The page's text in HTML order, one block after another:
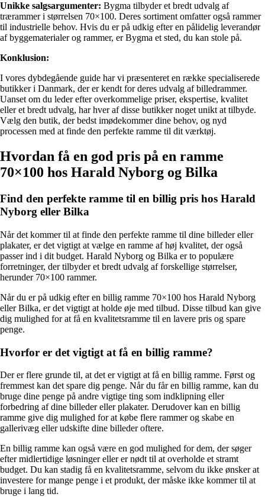
Unikke salgsargumenter: Bygma tilbyder et bredt udvalg af
trærammer i størrelsen 70×100. Deres sortiment omfatter også rammer
til industrielle behov. Hvis du er på udkig efter en pålidelig leverandør
af byggematerialer og rammer, er Bygma et sted, du kan stole på.
Konklusion:
I vores dybdegående guide har vi præsenteret en række specialiserede
butikker i Danmark, der er kendt for deres udvalg af billedrammer.
Uanset om du leder efter overkommelige priser, ekspertise, kvalitet
eller et bredt udvalg, har hver af disse butikker noget unikt at tilbyde.
Vælg den butik, der bedst imødekommer dine behov, og nyd
processen med at finde den perfekte ramme til dit værktøj.
Hvordan få en god pris på en ramme
70×100 hos Harald Nyborg og Bilka
Find den perfekte ramme til en billig pris hos Harald
Nyborg eller Bilka
Når det kommer til at finde den perfekte ramme til dine billeder eller
plakater, er det vigtigt at vælge en ramme af høj kvalitet, der også
passer ind i dit budget. Harald Nyborg og Bilka er to populære
forretninger, der tilbyder et bredt udvalg af forskellige størrelser,
herunder 70×100 rammer.
Når du er på udkig efter en billig ramme 70×100 hos Harald Nyborg
eller Bilka, er det vigtigt at holde øje med tilbud. Disse tilbud kan give
dig mulighed for at få en kvalitetsramme til en lavere pris og spare
penge.
Hvorfor er det vigtigt at få en billig ramme?
Der er flere grunde til, at det er vigtigt at få en billig ramme. Først og
fremmest kan det spare dig penge. Når du får en billig ramme, kan du
bruge dine penge på andre vigtige ting som indklipning eller
forbedring af dine billeder eller plakater. Derudover kan en billig
ramme give dig mulighed for at købe flere rammer og skabe en
gallerivæg eller udskifte dine billeder oftere.
En billig ramme kan også være en god mulighed for dem, der søger
efter midlertidige løsninger eller er nødt til at overholde et stramt
budget. Du kan stadig få en kvalitetsramme, selvom du ikke ønsker at
investere for mange penge i et produkt, der måske ikke kommer til at
bruge i lang tid.